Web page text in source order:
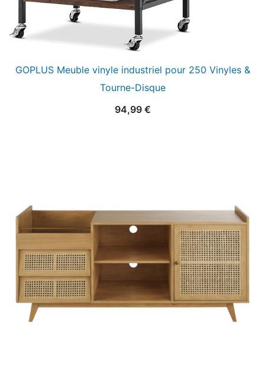
GOPLUS Meuble vinyle industriel pour 250 Vinyles &
Tourne-Disque
94,99 €